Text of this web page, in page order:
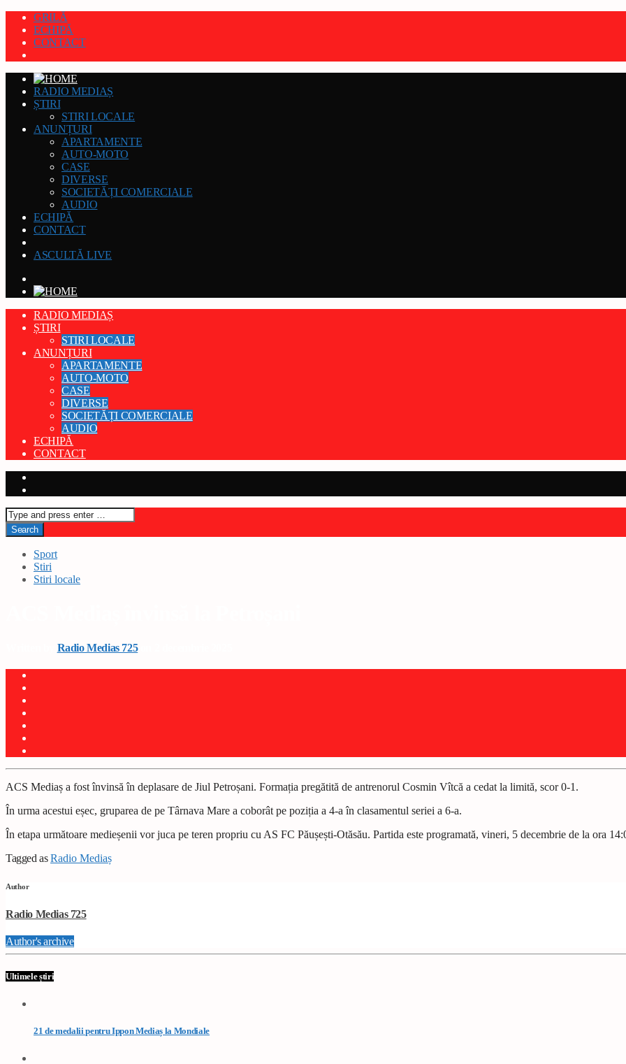
GRILĂ
ECHIPĂ
CONTACT
RADIO MEDIAȘ
ȘTIRI
STIRI LOCALE
ANUNȚURI
APARTAMENTE
AUTO-MOTO
CASE
DIVERSE
SOCIETĂȚI COMERCIALE
AUDIO
ECHIPĂ
CONTACT
ASCULTĂ LIVE
RADIO MEDIAȘ
ȘTIRI
STIRI LOCALE
ANUNȚURI
APARTAMENTE
AUTO-MOTO
CASE
DIVERSE
SOCIETĂȚI COMERCIALE
AUDIO
ECHIPĂ
CONTACT
Sport
Stiri
Stiri locale
Radio Medias 725on 2 decembrie 2025
ACS Mediaș a fost învinsă în deplasare de Jiul Petroșani. Formația pregătită de antrenorul Cosmin Vîtcă a cedat la limită, scor 0-1.
În urma acestui eșec, gruparea de pe Târnava Mare a coborât pe poziția a 4-a în clasamentul seriei a 6-a.
În etapa următoare medieșenii vor juca pe teren propriu cu AS FC Păușești-Otăsău. Partida este programată, vineri, 5 decembrie de la ora
Tagged asRadio Mediaș
Author
Radio Medias 725
Author's archive
Ultimele știri
21 de medalii pentru Ippon Mediaș la Mondiale